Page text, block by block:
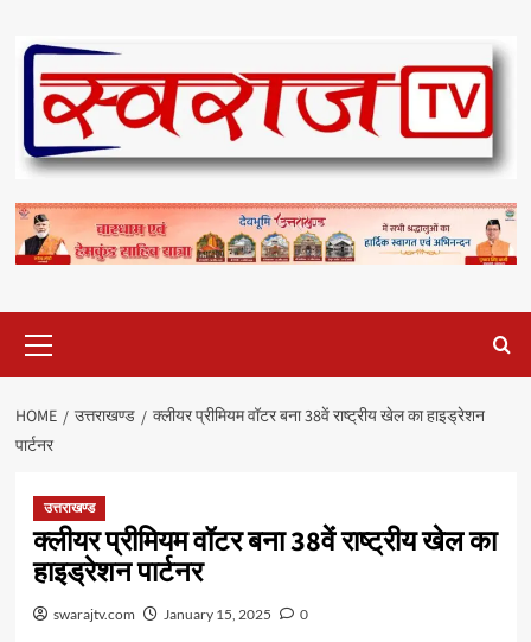
content
Menu
HOME उत्तराखण्ड
क्लीयर प्रीमियम वॉटर बना 38वें राष्ट्रीय खेल का हाइड्रेशन
पार्टनर
उत्तराखण्ड
क्लीयर प्रीमियम वॉटर बना 38वें राष्ट्रीय खेल का
हाइड्रेशन पार्टनर
swarajtv.com January 15, 2025 0